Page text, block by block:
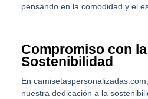
pensando en la comodidad y el
Compromiso con
Sostenibilidad
En
nuestra dedicación a la